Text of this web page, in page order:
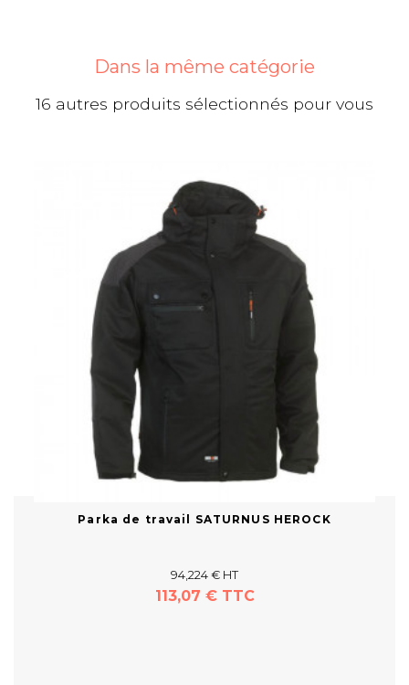
Dans la même catégorie
16 autres produits sélectionnés pour vous
Parka de travail SATURNUS HEROCK
94,224 € HT
113,07 € TTC